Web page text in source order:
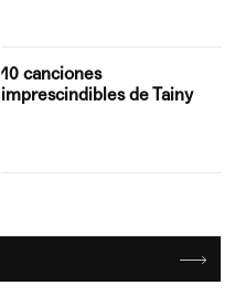
10 canciones
imprescindibles de Tainy